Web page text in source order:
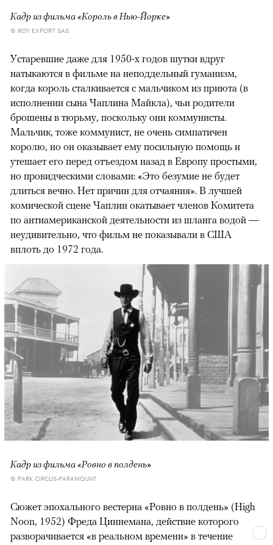
Кадр из фильма «Король в Нью-Йорке»
© ROY EXPORT SAS
Устаревшие даже для 1950-х годов шутки вдруг
натыкаются в фильме на неподдельный гуманизм,
когда король сталкивается с мальчиком из приюта (в
исполнении сына Чаплина Майкла), чьи родители
брошены в тюрьму, поскольку они коммунисты.
Мальчик, тоже коммунист, не очень симпатичен
королю, но он оказывает ему посильную помощь и
утешает его перед отъездом назад в Европу простыми,
но провидческими словами: «Это безумие не будет
длиться вечно. Нет причин для отчаяния». В лучшей
комической сцене Чаплин окатывает членов Комитета
по антиамериканской деятельности из шланга водой —
неудивительно, что фильм не показывали в США
вплоть до 1972 года.
Кадр из фильма «Ровно в полдень»
© PARK CIRCUS-PARAMOUNT
Сюжет эпохального вестерна «Ровно в полдень» (High
Noon, 1952) Фреда Циннемана, действие которого
разворачивается «в реальном времени» в течение